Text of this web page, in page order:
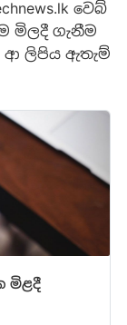
වෙබ්
මිලදී ගැනීම
ආ ලිපිය ඇතැම්
මිළදී